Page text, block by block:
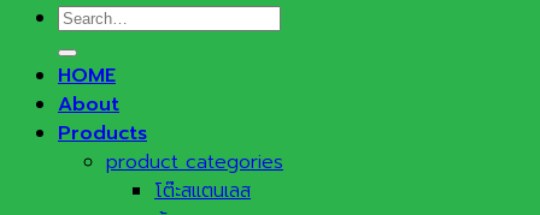
Search
for:
HOME
About
Products
product categories
โต๊ะสแตนเลส